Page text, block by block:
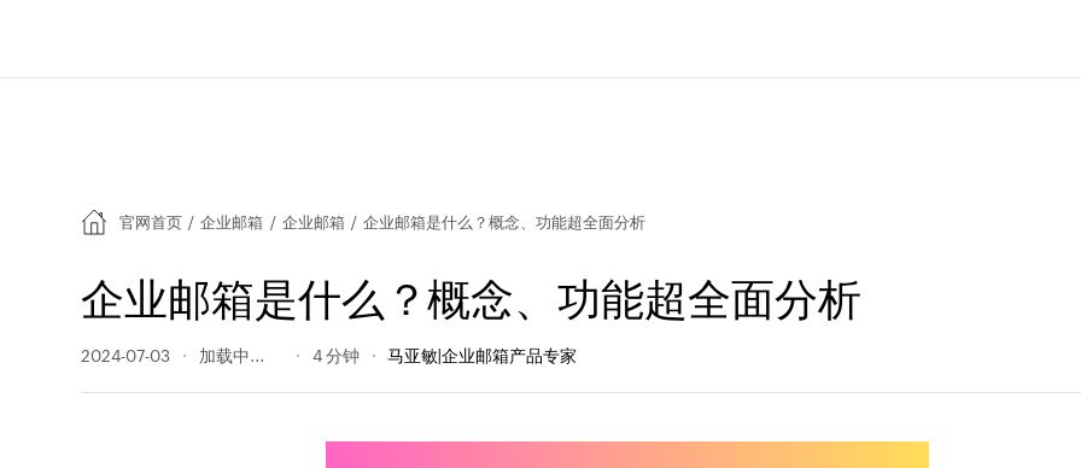
官网首页 / 企业邮箱 / 企业邮箱 / 企业邮箱是什么？概念、功能超全面分析
企业邮箱是什么？概念、功能超全面分析
2024-07-03 593 阅读量 4 分钟 马亚敏|企业邮箱产品专家